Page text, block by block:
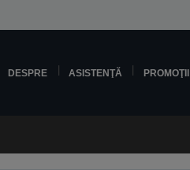
DESPRE ASISTENŢĂ PROMOŢII